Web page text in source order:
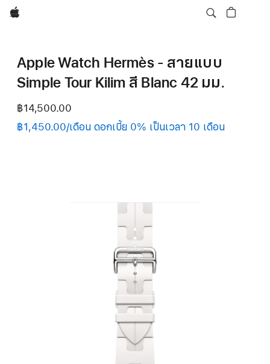
Apple
Apple Watch Hermès - สายแบบ
Simple Tour Kilim สี Blanc 42 มม.
฿14,500.00
฿1,450.00/เดือน ดอกเบี้ย 0% เป็นเวลา 10 เดือน